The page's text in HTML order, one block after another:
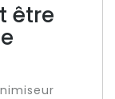
être